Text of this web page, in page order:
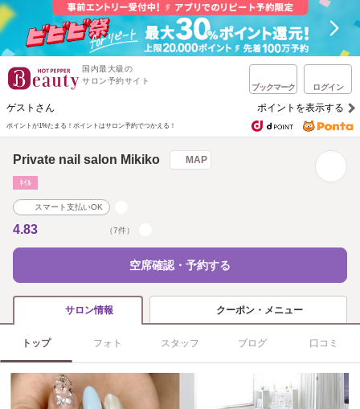
国内最大級の
サロン予約サイト
ブックマーク ログイン
ゲストさん ポイントを表示する
ポイントが1%たまる！ ポイントはサロン予約でつかえる！
Private nail salon Mikiko MAP
ﾈｲﾙ
スマート支払いOK
4.83 （7件）
空席確認・予約する
サロン情報 クーポン・メニュー
トップ フォト スタッフ ブログ 口コミ